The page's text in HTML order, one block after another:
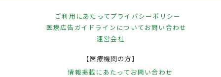
ご利用にあたってプライバシーポリシー
医療広告ガイドラインについてお問い合わせ
運営会社
【医療機関の方】
情報掲載にあたって お問い合わせ